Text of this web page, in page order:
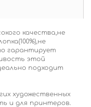
качества,не
гарантирует
этой
подходит
художественных
и для принтеров.